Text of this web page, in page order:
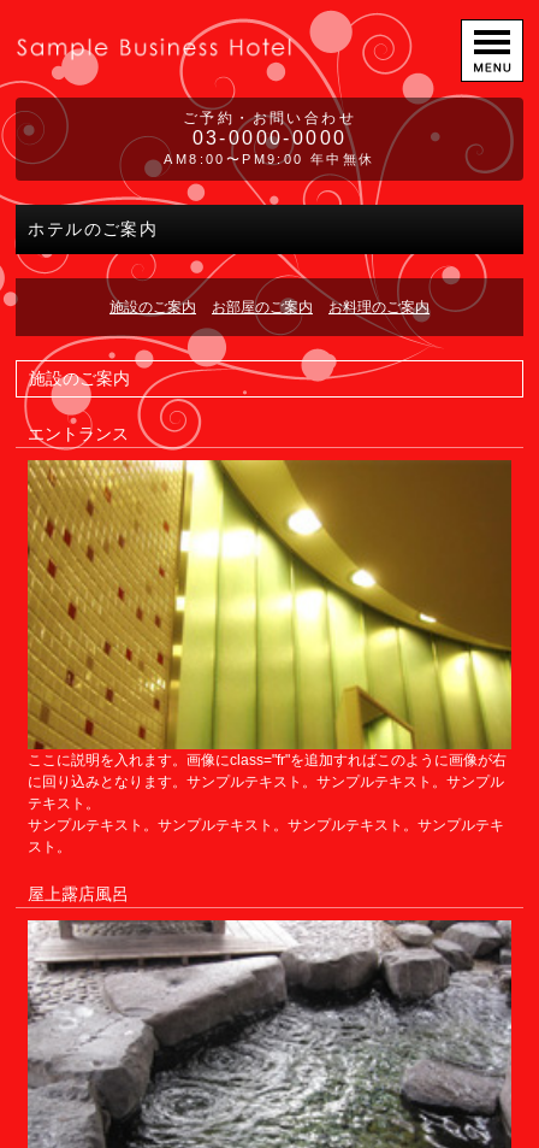
ご予約・お問い合わせ
03-0000-0000
AM8:00〜PM9:00 年中無休
ホテルのご案内
施設のご案内 お部屋のご案内 お料理のご案内
施設のご案内
エントランス
ここに説明を入れます。画像にclass="fr"を追加すればこのように画像が右
に回り込みとなります。サンプルテキスト。サンプルテキスト。サンプル
テキスト。
サンプルテキスト。サンプルテキスト。サンプルテキスト。サンプルテキ
スト。
屋上露店風呂